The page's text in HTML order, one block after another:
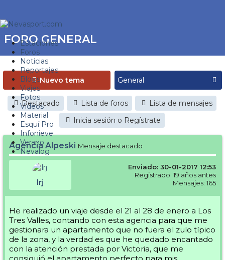
Estaciones
Foros
Noticias
Reportajes
Blogs
Viajes
Fotos
Videos
Material
Esquí Pro
Infonieve
Verano
Nevalog
FORO GENERAL
Nuevo tema
Destacado Lista de foros
Lista de mensajes
Inicia sesión o Regístrate
Agencia Alpeski Mensaje destacado
lrj
Enviado: 30-01-2017 12:53
Registrado: 19 años antes
Mensajes: 165
He realizado un viaje desde el 21 al 28 de enero a Los
Tres Valles, contando con esta agencia para que me
gestionara un apartamento que no fuera el zulo típico
de la zona, y la verdad es que he quedado encantado
con la atención prestada por Victoria, que me